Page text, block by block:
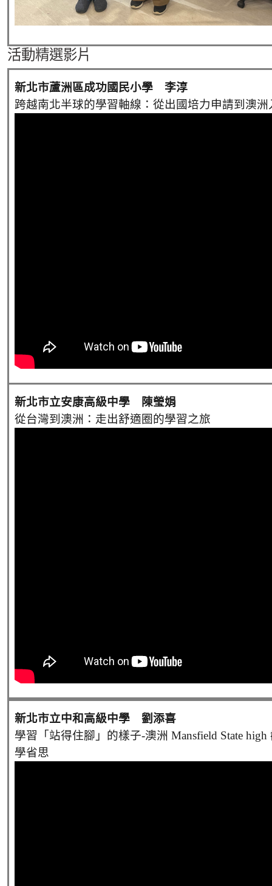
活動精選影片
新北市蘆洲區成功國民小學 李淳
跨越南北半球的學習軸線：從出國培力申請到澳洲
新北市立安康高級中學 陳瑩娟
從台灣到澳洲：走出舒適圈的學習之旅
新北市立中和高級中學 劉添喜
學習「站得住腳」的樣子-澳洲 Mansfield State
學省思